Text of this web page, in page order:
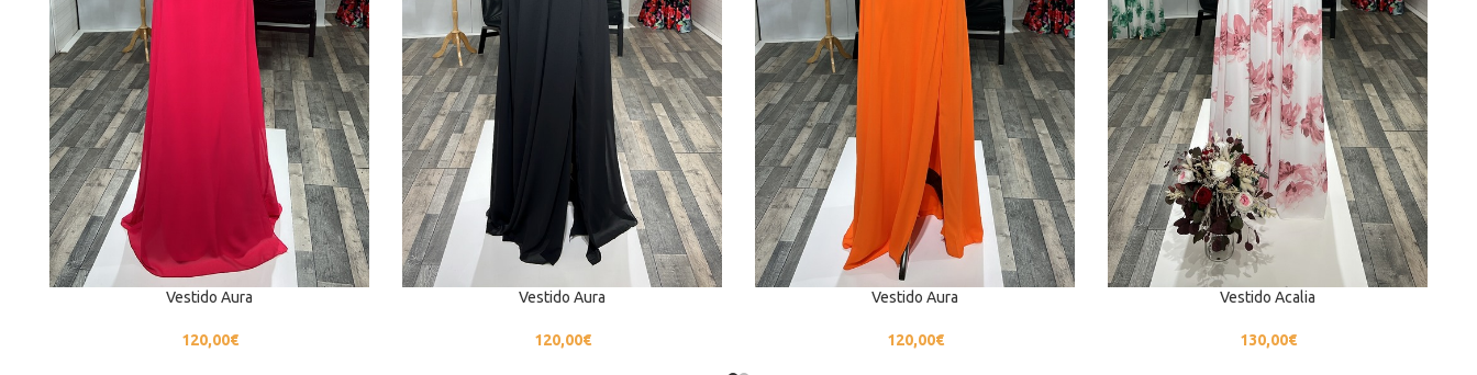
Vestido Aura
120,00€
Vestido Aura
120,00€
Vestido Aura
120,00€
Vestido Acalia
130,00€